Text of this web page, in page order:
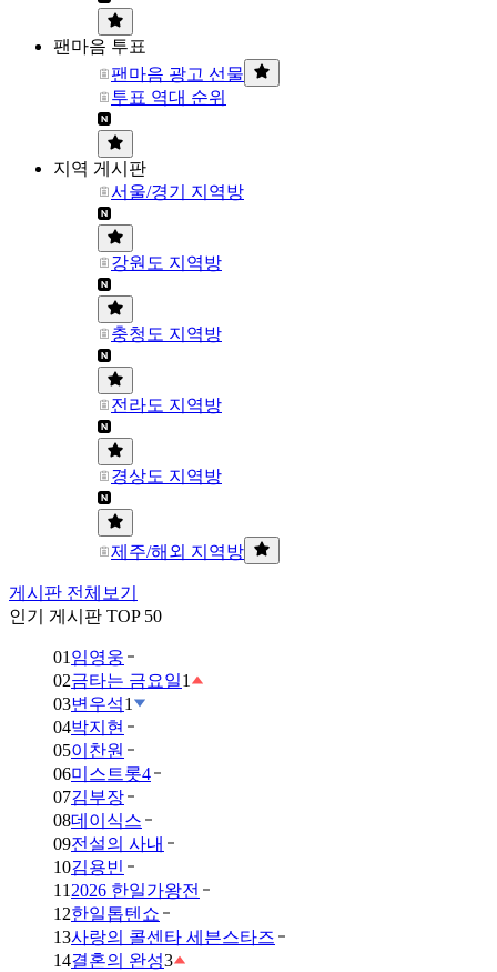
팬마음 투표
팬마음 광고 선물
투표 역대 순위
지역 게시판
서울/경기 지역방
강원도 지역방
충청도 지역방
전라도 지역방
경상도 지역방
제주/해외 지역방
게시판 전체보기
인기 게시판 TOP 50
01 임영웅
02금타는 금요일1
03변우석1
04박지현
05이찬원
06미스트롯4
07김부장
08데이식스
09전설의 사내
10김용빈
11 2026 한일가왕전
12한일톱텐쇼
13사랑의 콜센타 세븐스타즈
14결혼의 완성3